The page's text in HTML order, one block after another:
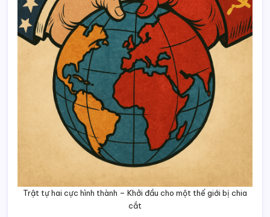
Trật tự hai cực hình thành – Khởi đầu cho một thế giới bị chia
cắt